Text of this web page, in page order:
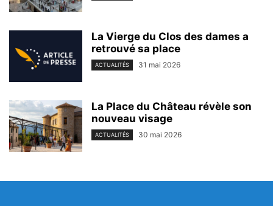
La Vierge du Clos des dames a
retrouvé sa place
ACTUALITÉS 31 mai 2026
La Place du Château révèle son
nouveau visage
ACTUALITÉS 30 mai 2026